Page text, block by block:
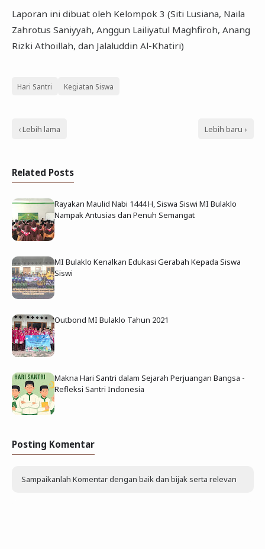
Laporan ini dibuat oleh Kelompok 3 (Siti Lusiana, Naila
Zahrotus Saniyyah, Anggun Lailiyatul Maghfiroh, Anang
Rizki Athoillah, dan Jalaluddin Al-Khatiri)
Hari Santri Kegiatan Siswa
‹ Lebih lama Lebih baru ›
Related Posts
Rayakan Maulid Nabi 1444 H, Siswa Siswi MI Bulaklo
Nampak Antusias dan Penuh Semangat
MI Bulaklo Kenalkan Edukasi Gerabah Kepada Siswa
Siswi
Outbond MI Bulaklo Tahun 2021
Makna Hari Santri dalam Sejarah Perjuangan Bangsa -
Refleksi Santri Indonesia
Posting Komentar
Sampaikanlah Komentar dengan baik dan bijak serta relevan